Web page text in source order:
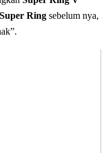
Super Ring sebelum nya,